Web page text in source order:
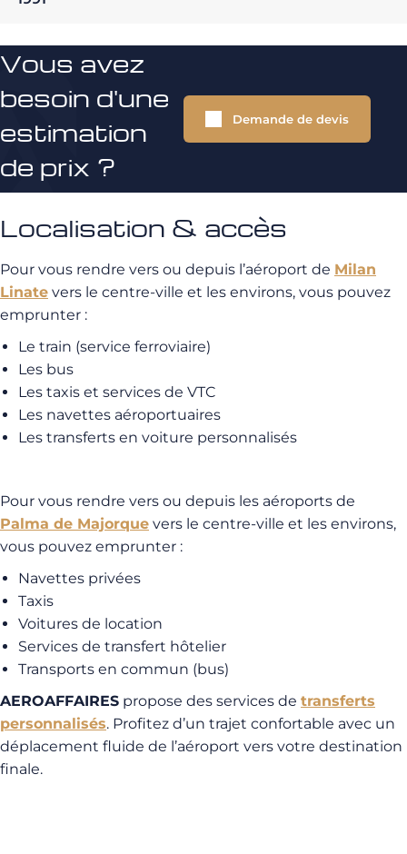
Vous avez
besoin d'une
estimation
de prix ?
Demande de devis
Localisation & accès
Pour vous rendre vers ou depuis l’aéroport de Milan
Linate vers le centre-ville et les environs, vous pouvez
emprunter :
Le train (service ferroviaire)
Les bus
Les taxis et services de VTC
Les navettes aéroportuaires
Les transferts en voiture personnalisés
Pour vous rendre vers ou depuis les aéroports de
Palma de Majorque vers le centre-ville et les environs,
vous pouvez emprunter :
Navettes privées
Taxis
Voitures de location
Services de transfert hôtelier
Transports en commun (bus)
AEROAFFAIRES propose des services de transferts
personnalisés. Profitez d’un trajet confortable avec un
déplacement fluide de l’aéroport vers votre destination
finale.